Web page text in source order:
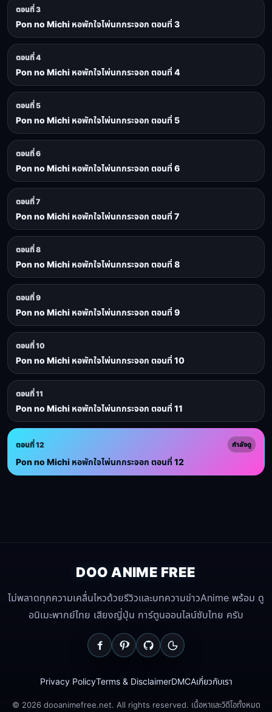
ตอนที่ 3
Pon no Michi หอพักใจไพ่นกกระจอก ตอนที่ 3
ตอนที่ 4
Pon no Michi หอพักใจไพ่นกกระจอก ตอนที่ 4
ตอนที่ 5
Pon no Michi หอพักใจไพ่นกกระจอก ตอนที่ 5
ตอนที่ 6
Pon no Michi หอพักใจไพ่นกกระจอก ตอนที่ 6
ตอนที่ 7
Pon no Michi หอพักใจไพ่นกกระจอก ตอนที่ 7
ตอนที่ 8
Pon no Michi หอพักใจไพ่นกกระจอก ตอนที่ 8
ตอนที่ 9
Pon no Michi หอพักใจไพ่นกกระจอก ตอนที่ 9
ตอนที่ 10
Pon no Michi หอพักใจไพ่นกกระจอก ตอนที่ 10
ตอนที่ 11
Pon no Michi หอพักใจไพ่นกกระจอก ตอนที่ 11
ตอนที่ 12 กำลังดู
Pon no Michi หอพักใจไพ่นกกระจอก ตอนที่ 12
DOO ANIME FREE
ไม่พลาดทุกความเคลื่นไหวด้วยรีวิวและบทความข่าวAnime พร้อม ดู
อนิเมะพากย์ไทย เสียงญี่ปุ่น การ์ตูนออนไลน์ซับไทย ครับ
Privacy PolicyTerms & DisclaimerDMCAเกี่ยวกับเรา
© 2026 dooanimefree.net. All rights reserved. เนื้อหาและวิดีโอทั้งหมด